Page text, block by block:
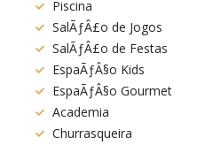
Piscina
SalÃƒÂ£o de Jogos
SalÃƒÂ£o de Festas
EspaÃƒÂ§o Kids
EspaÃƒÂ§o Gourmet
Academia
Churrasqueira